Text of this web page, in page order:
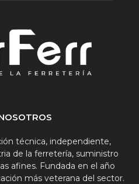
técnica, independiente,
de la ferretería, suministro
afines. Fundada en el año
más veterana del sector.